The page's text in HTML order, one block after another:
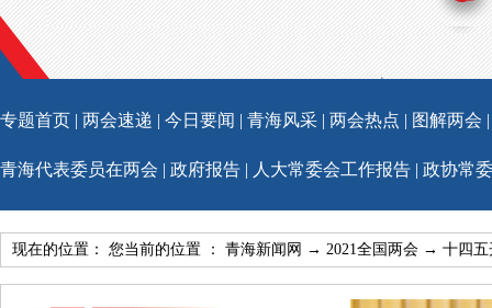
专题首页 | 两会速递 | 今日要闻 | 青海风采 | 两会热点 | 图解两会
青海代表委员在两会 | 政府报告 | 人大常委会工作报告 | 政协常
现在的位置： 您当前的位置 ： 青海新闻网 → 2021全国两会 → 十四五